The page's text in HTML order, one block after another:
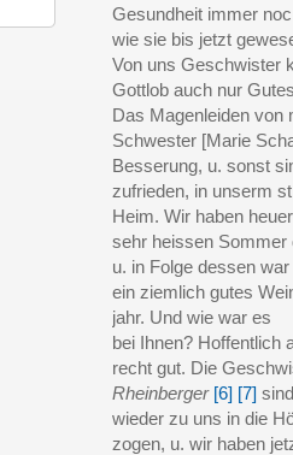
Gesundheit immer
wie sie bis jetzt
Von uns Geschwister
Gottlob auch nur
Das Magenleiden von
Schwester [Marie
Besserung, u. sonst
zufrieden, in unserm
Heim. Wir haben
sehr heissen Sommer
u. in Folge dessen
ein ziemlich gutes
jahr. Und wie war es
bei Ihnen? Hoffentlich
recht gut. Die
Rheinberger [6] [7]
wieder zu uns in die
zogen, u. wir haben